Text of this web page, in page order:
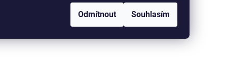
Odmítnout Souhlasím